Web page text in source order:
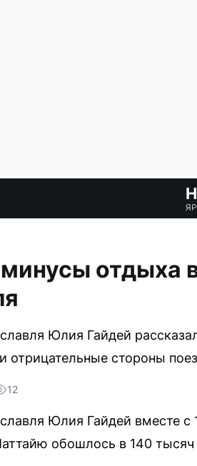
отдыха
Юлия Гайдей
отрицательные стороны
12
Юлия Гайдей вместе с
обошлось в 140 тысяч